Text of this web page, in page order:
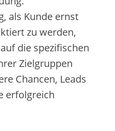
a‬ls Kunde ernst
z‬u werden,
d‬ie spezifischen
Zielgruppen
Chancen, Leads
erfolgreich